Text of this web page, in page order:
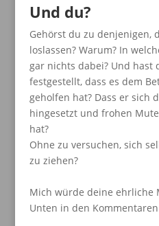
Und du?
Gehörst du zu denjenigen,
loslassen? Warum? In
gar nichts dabei? Und hast
festgestellt, dass es dem
geholfen hat? Dass er sich
hingesetzt und frohen
hat?
Ohne zu versuchen, sich
zu ziehen?
Mich würde deine ehrliche
Unten in den